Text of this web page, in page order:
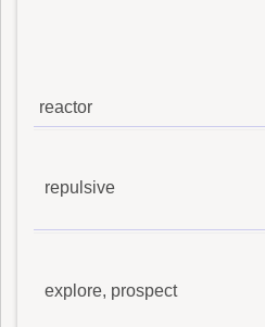
reactor
repulsive
explore, prospect